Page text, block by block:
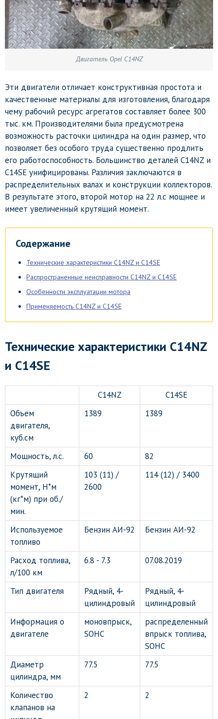
Двигатель Opel C14NZ
Эти двигатели отличает конструктивная простота и
качественные материалы для изготовления, благодаря
чему рабочий ресурс агрегатов составляет более 300
тыс. км. Производителями была предусмотрена
возможность расточки цилиндра на один размер, что
позволяет без особого труда существенно продлить
его работоспособность. Большинство деталей C14NZ и
C14SE унифицированы. Различия заключаются в
распределительных валах и конструкции коллекторов.
В результате этого, второй мотор на 22 л.с мощнее и
имеет увеличенный крутящий момент.
Содержание
Технические характеристики C14NZ и C14SE
Распространенные неисправности C14NZ и C14SE
Особенности эксплуатации мотора
Применяемость C14NZ и C14SE
Технические характеристики C14NZ
и C14SE
C14NZ
C14SE
Объем
двигателя,
куб.см
1389 1389
Мощность, л.с. 60
82
Крутящий
момент, Н*м
(кг*м) при об./
мин.
103 (11) /
2600
114 (12) / 3400
Используемое
топливо
Бензин АИ-92 Бензин АИ-92
Расход топлива,
л/100 км
6.8 - 7.3 07.08.2019
Тип двигателя
Рядный, 4-
цилиндровый
Рядный, 4-
цилиндровый
Информация о
двигателе
моновпрыск,
SOHC
распределенный
впрыск топлива,
SOHC
Диаметр
цилиндра, мм
77.5 77.5
Количество
клапанов на
2 2